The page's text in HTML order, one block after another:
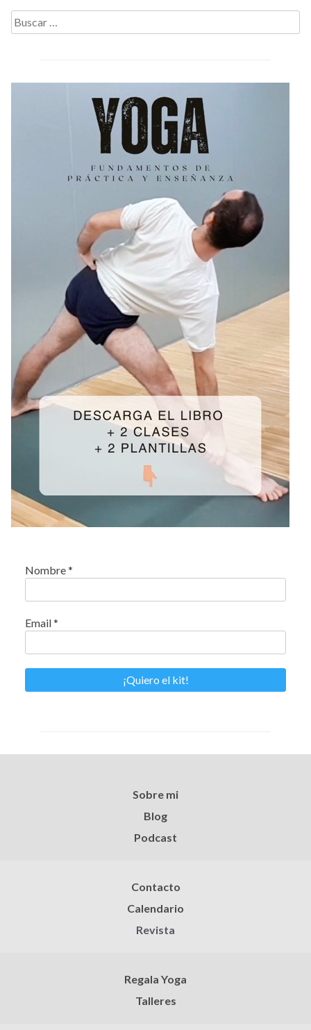
Buscar:
Nombre*
Email*
Sobre mi
Blog
Podcast
Contacto
Calendario
Revista
Regala Yoga
Talleres